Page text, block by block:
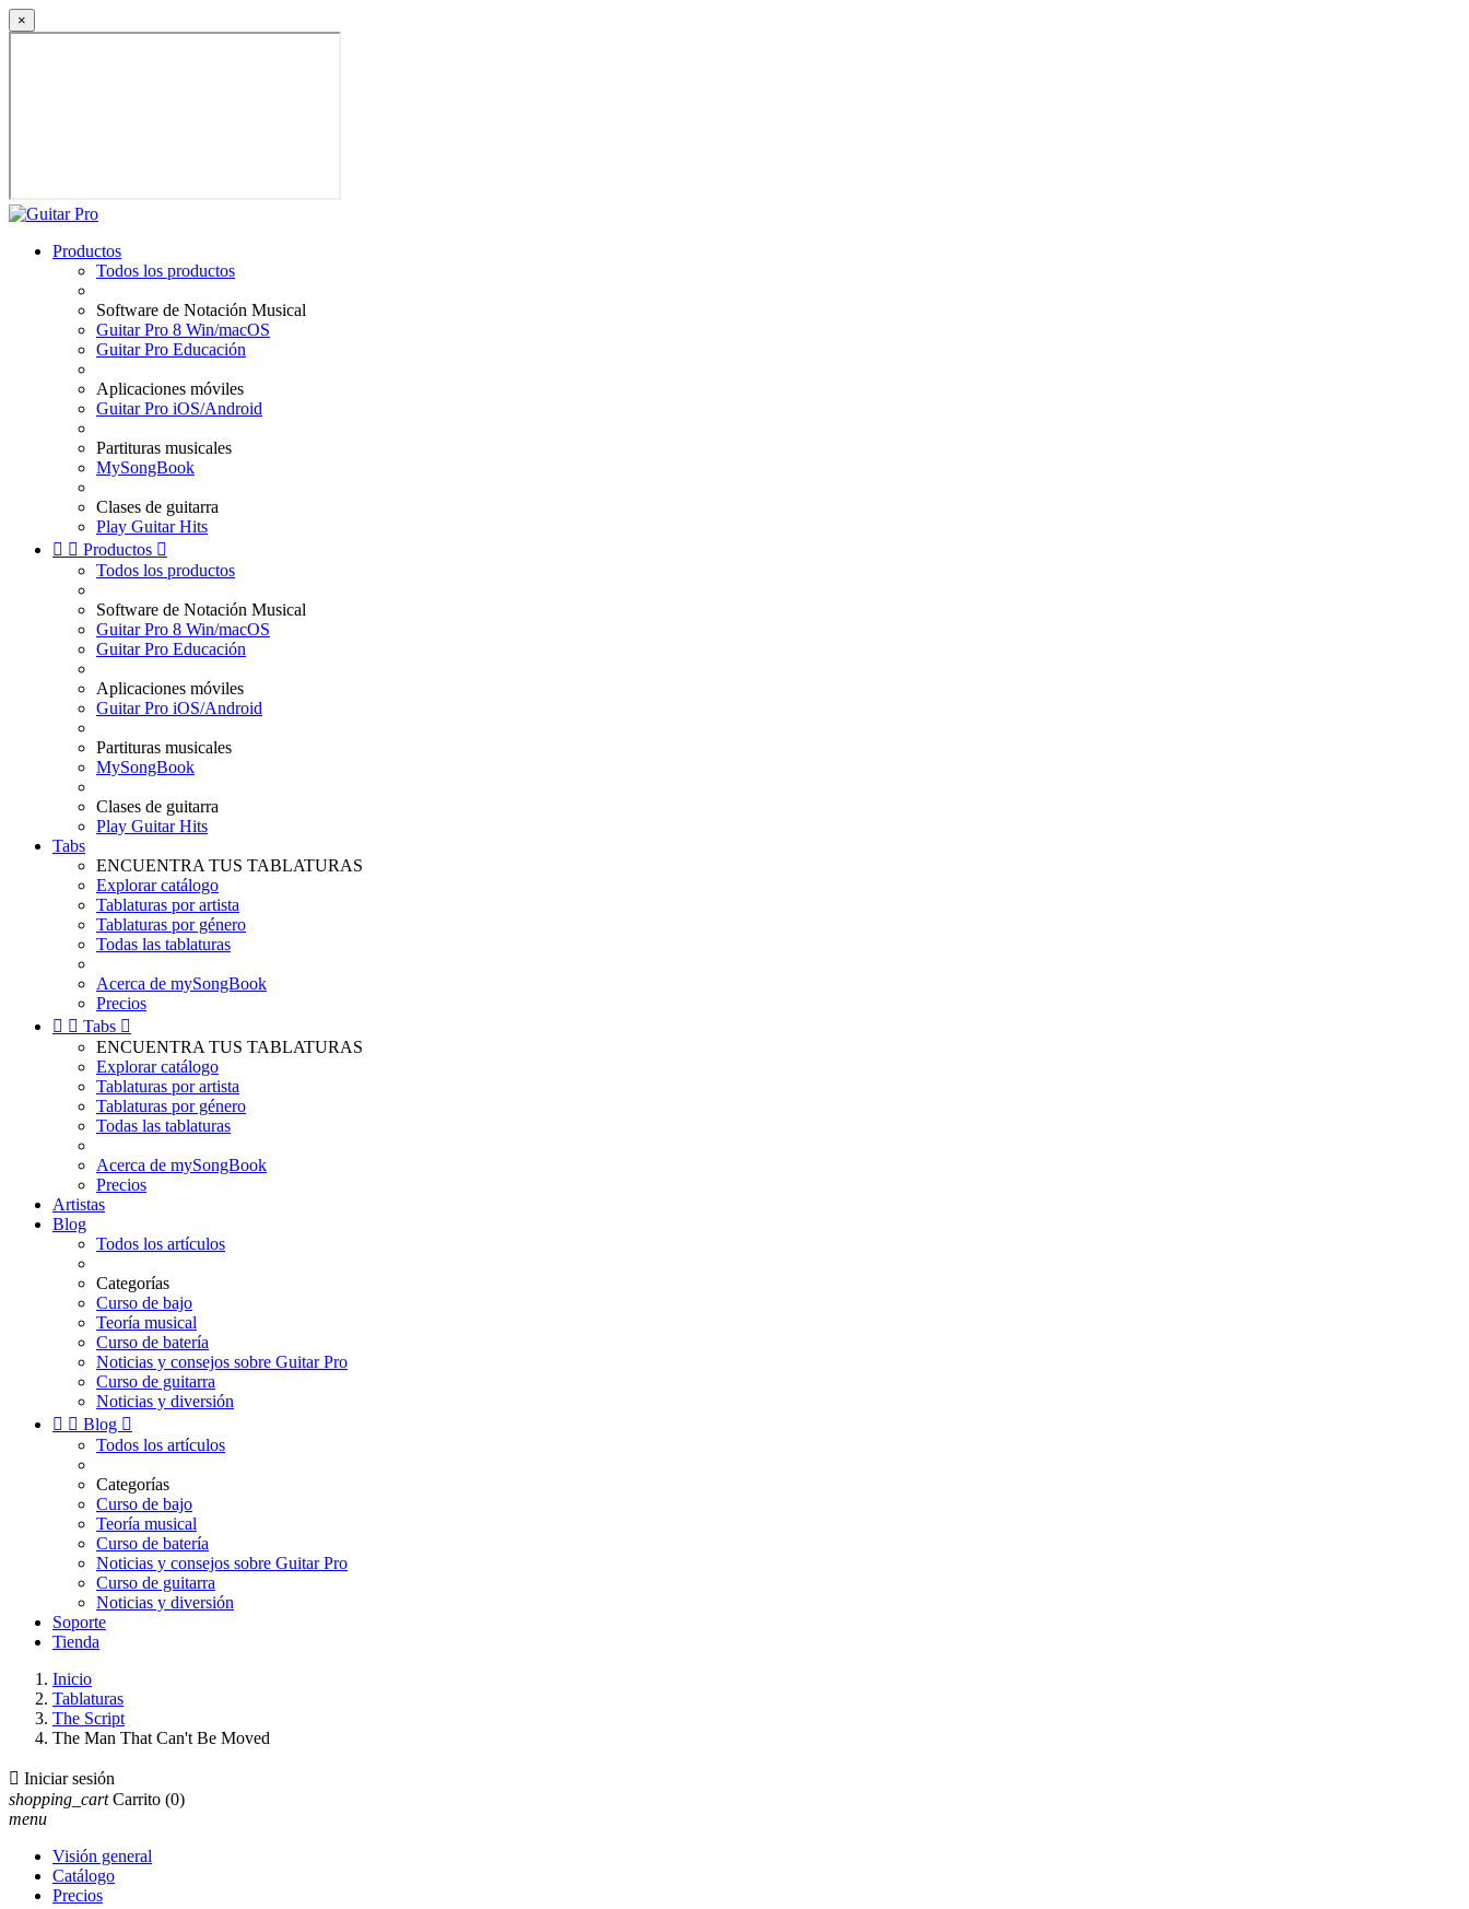
×
Productos
Todos los productos
Software de Notación Musical
Guitar Pro 8 Win/macOS
Guitar Pro Educación
Aplicaciones móviles
Guitar Pro iOS/Android
Partituras musicales
MySongBook
Clases de guitarra
Play Guitar Hits
  Productos 
Todos los productos
Software de Notación Musical
Guitar Pro 8 Win/macOS
Guitar Pro Educación
Aplicaciones móviles
Guitar Pro iOS/Android
Partituras musicales
MySongBook
Clases de guitarra
Play Guitar Hits
Tabs
ENCUENTRA TUS TABLATURAS
Explorar catálogo
Tablaturas por artista
Tablaturas por género
Todas las tablaturas
Acerca de mySongBook
Precios
  Tabs 
ENCUENTRA TUS TABLATURAS
Explorar catálogo
Tablaturas por artista
Tablaturas por género
Todas las tablaturas
Acerca de mySongBook
Precios
Artistas
Blog
Todos los artículos
Categorías
Curso de bajo
Teoría musical
Curso de batería
Noticias y consejos sobre Guitar Pro
Curso de guitarra
Noticias y diversión
  Blog 
Todos los artículos
Categorías
Curso de bajo
Teoría musical
Curso de batería
Noticias y consejos sobre Guitar Pro
Curso de guitarra
Noticias y diversión
Soporte
Tienda
Inicio
Tablaturas
The Script
The Man That Can't Be Moved
 Iniciar sesión
shopping_cart Carrito (0)
menu
Visión general
Catálogo
Precios